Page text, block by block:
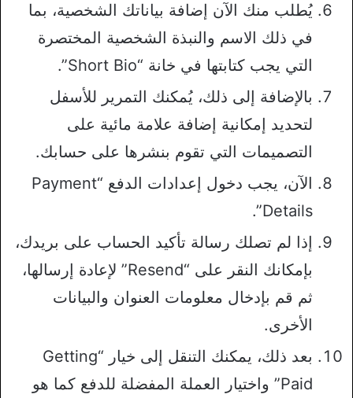
يُطلب منك الآن إضافة بياناتك الشخصية، بما
في ذلك الاسم والنبذة الشخصية المختصرة
التي يجب كتابتها في خانة “Short Bio”.
بالإضافة إلى ذلك، يُمكنك التمرير للأسفل
لتحديد إمكانية إضافة علامة مائية على
التصميمات التي تقوم بنشرها على حسابك.
الآن، يجب دخول إعدادات الدفع “Payment
Details”.
إذا لم تصلك رسالة تأكيد الحساب على بريدك،
بإمكانك النقر على “Resend” لإعادة إرسالها،
ثم قم بإدخال معلومات العنوان والبيانات
الأخرى.
بعد ذلك، يمكنك التنقل إلى خيار “Getting
Paid” واختيار العملة المفضلة للدفع كما هو